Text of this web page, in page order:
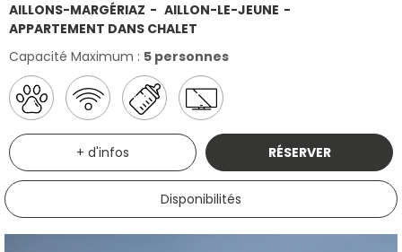
AILLONS-MARGÉRIAZ
AILLON-LE-JEUNE
APPARTEMENT DANS CHALET
Capacité Maximum : 5 personnes
+ d'infos RÉSERVER
Disponibilités